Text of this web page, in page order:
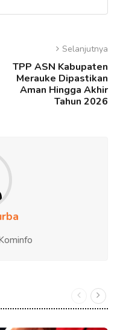
Selanjutnya
TPP ASN Kabupaten
Merauke Dipastikan
Aman Hingga Akhir
Tahun 2026